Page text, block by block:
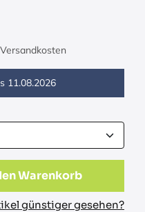
11.08.2026
Warenkorb
günstiger gesehen?